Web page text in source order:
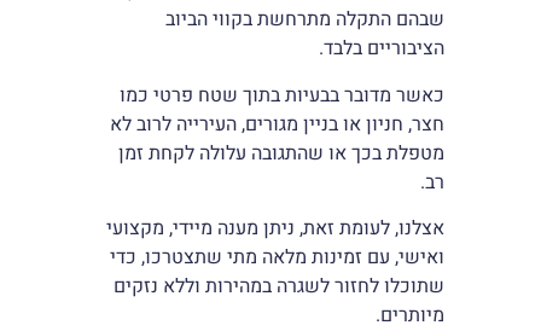
שבהם התקלה מתרחשת בקווי הביוב
הציבוריים בלבד.
כאשר מדובר בבעיות בתוך שטח פרטי כמו
חצר, חניון או בניין מגורים, העירייה לרוב לא
מטפלת בכך או שהתגובה עלולה לקחת זמן
רב.
אצלנו, לעומת זאת, ניתן מענה מיידי, מקצועי
ואישי, עם זמינות מלאה מתי שתצטרכו, כדי
שתוכלו לחזור לשגרה במהירות וללא נזקים
מיותרים.